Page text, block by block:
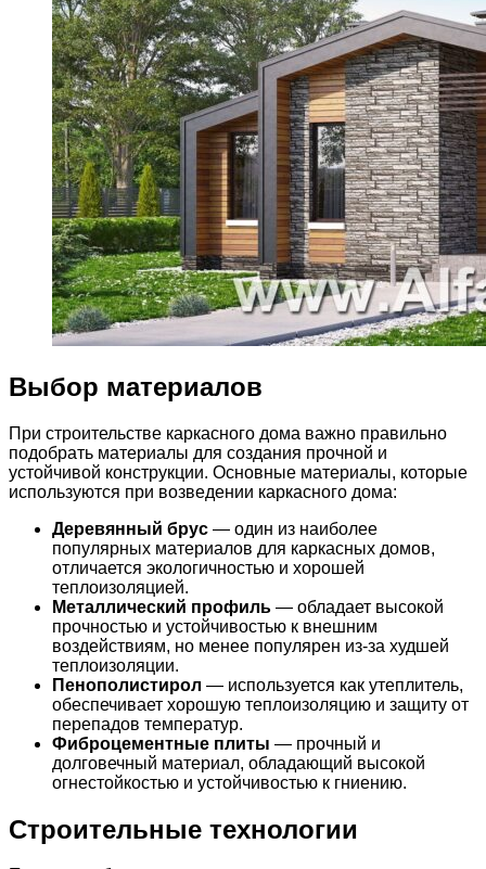
Выбор материалов
При строительстве каркасного дома важно правильно
подобрать материалы для создания прочной и
устойчивой конструкции. Основные материалы, которые
используются при возведении каркасного дома:
Деревянный брус — один из наиболее
популярных материалов для каркасных домов,
отличается экологичностью и хорошей
теплоизоляцией.
Металлический профиль — обладает высокой
прочностью и устойчивостью к внешним
воздействиям, но менее популярен из-за худшей
теплоизоляции.
Пенополистирол — используется как утеплитель,
обеспечивает хорошую теплоизоляцию и защиту от
перепадов температур.
Фиброцементные плиты — прочный и
долговечный материал, обладающий высокой
огнестойкостью и устойчивостью к гниению.
Строительные технологии